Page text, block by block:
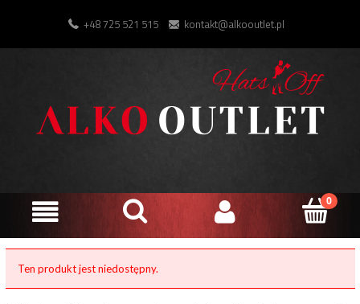
+48 725 521 515 kontakt@alkooutlet.pl
Ten produkt jest niedostępny.